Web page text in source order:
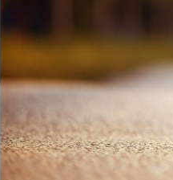
écrans en vacances ?
empiète de plus en plus
sur nos soirées